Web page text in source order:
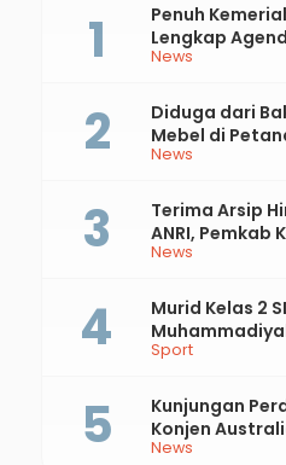
News
Penuh
Lengkap
81 RI dan Hari
News
Diduga dari
Mebel di
Api
News
Terima Arsip
ANRI, Pemkab
Integrasi
Sport
Murid Kelas 2
dan Perak di
News
Kunjungan
Konjen
Ini yang Dibahas